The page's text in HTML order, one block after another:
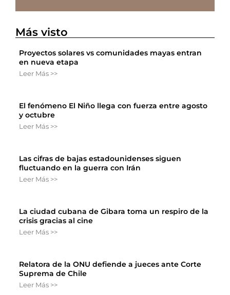
Más visto
Proyectos solares vs comunidades mayas entran
en nueva etapa
Leer Más >>
El fenómeno El Niño llega con fuerza entre agosto
y octubre
Leer Más >>
Las cifras de bajas estadounidenses siguen
fluctuando en la guerra con Irán
Leer Más >>
La ciudad cubana de Gibara toma un respiro de la
crisis gracias al cine
Leer Más >>
Relatora de la ONU defiende a jueces ante Corte
Suprema de Chile
Leer Más >>